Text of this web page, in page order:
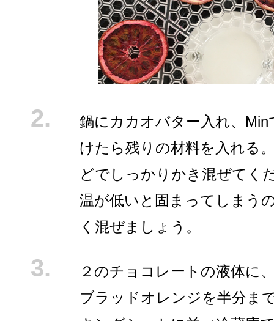
鍋にカカオバター入れ、Min
けたら残りの材料を入れる
どでしっかりかき混ぜてく
温が低いと固まってしまう
く混ぜましょう。
２のチョコレートの液体に
ブラッドオレンジを半分ま